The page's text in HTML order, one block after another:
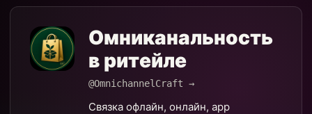
Омниканальность
в ритейле
@OmnichannelCraft →
Связка офлайн, онлайн, app